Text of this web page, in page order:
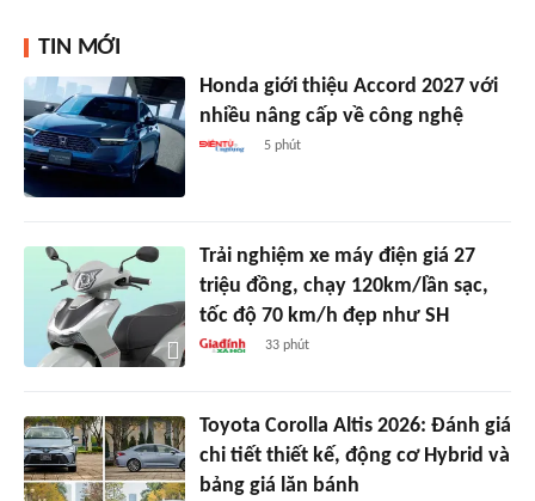
TIN MỚI
Honda giới thiệu Accord 2027 với
nhiều nâng cấp về công nghệ
5 phút
Trải nghiệm xe máy điện giá 27
triệu đồng, chạy 120km/lần sạc,
tốc độ 70 km/h đẹp như SH
33 phút
Toyota Corolla Altis 2026: Đánh giá
chi tiết thiết kế, động cơ Hybrid và
bảng giá lăn bánh